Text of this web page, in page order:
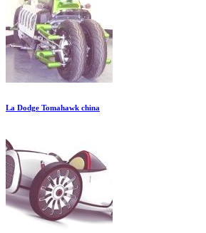
La Dodge Tomahawk china